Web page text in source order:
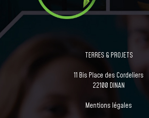
TERRES & PROJETS
11 Bis Place des Cordeliers
22100 DINAN
Mentions légales